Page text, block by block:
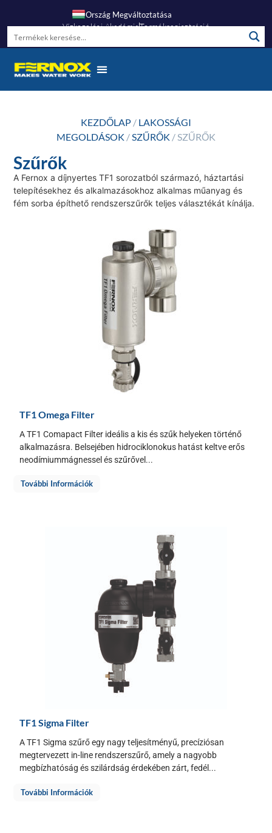
Ország Megváltoztatása
Vízkezelési AkadémiaTermékregisztráció
KEZDŐLAP / LAKOSSÁGI
MEGOLDÁSOK /SZŰRŐK / SZŰRŐK
Szűrők
A Fernox a díjnyertes TF1 sorozatból származó, háztartási
telepítésekhez és alkalmazásokhoz alkalmas műanyag és
fém sorba építhető rendszerszűrők teljes választékát kínálja.
TF1 Omega Filter
A TF1 Comapact Filter ideális a kis és szűk helyeken történő
alkalmazásra. Belsejében hidrociklonokus hatást keltve erős
neodímiummágnessel és szűrővel...
További Információk
TF1 Sigma Filter
A TF1 Sigma szűrő egy nagy teljesítményű, precíziósan
megtervezett in-line rendszerszűrő, amely a nagyobb
megbízhatóság és szilárdság érdekében zárt, fedél...
További Információk